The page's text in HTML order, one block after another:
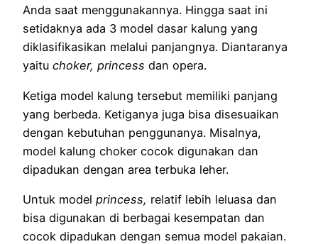
Anda saat menggunakannya. Hingga saat ini
setidaknya ada 3 model dasar kalung yang
diklasifikasikan melalui panjangnya. Diantaranya
yaitu choker, princess dan opera.
Ketiga model kalung tersebut memiliki panjang
yang berbeda. Ketiganya juga bisa disesuaikan
dengan kebutuhan penggunanya. Misalnya,
model kalung choker cocok digunakan dan
dipadukan dengan area terbuka leher.
Untuk model princess, relatif lebih leluasa dan
bisa digunakan di berbagai kesempatan dan
cocok dipadukan dengan semua model pakaian.